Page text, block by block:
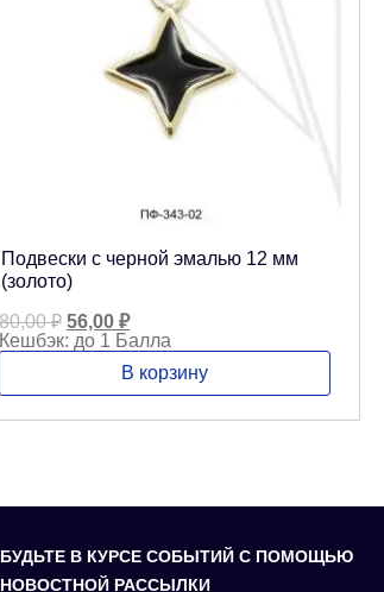
Подвески с черной эмалью 12 мм
(золото)
80,00₽ Первоначальная
цена
составляла
80,00 ₽.
56,00 ₽Текущая
цена:
56,00 ₽.
Кешбэк: до 1 Балла
В корзину
БУДЬТЕ В КУРСЕ СОБЫТИЙ С ПОМОЩЬЮ
НОВОСТНОЙ РАССЫЛКИ